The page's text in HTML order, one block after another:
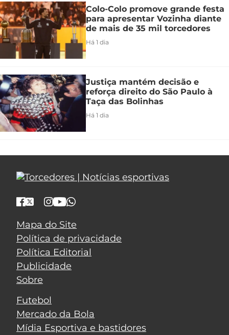
Colo-Colo promove grande festa
para apresentar Vozinha diante
de mais de 35 mil torcedores
Há 1 dia
Justiça mantém decisão e
reforça direito do São Paulo à
Taça das Bolinhas
Há 1 dia
Mapa do Site
Política de privacidade
Política Editorial
Publicidade
Sobre
Futebol
Mercado da Bola
Mídia Esportiva e bastidores